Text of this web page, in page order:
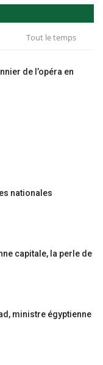
Tout le temps
de l’opéra en
nationales
capitale, la perle de
ministre égyptienne